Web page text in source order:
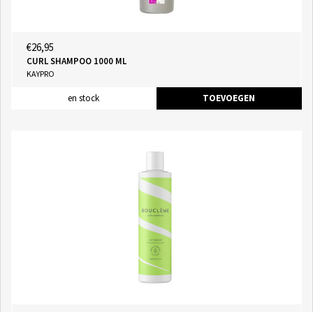
€26,95
CURL SHAMPOO 1000 ML
KAYPRO
en stock TOEVOEGEN